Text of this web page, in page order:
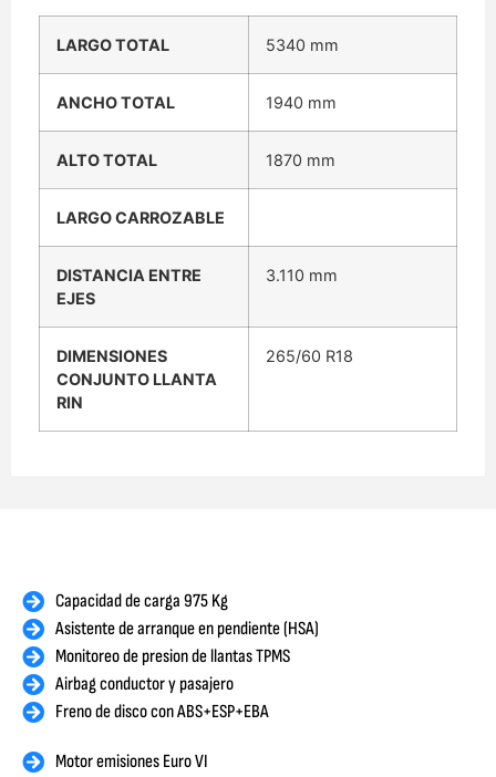
LARGO TOTAL 5340 mm
ANCHO TOTAL 1940 mm
ALTO TOTAL 1870 mm
LARGO CARROZABLE
DISTANCIA ENTRE
EJES
3.110 mm
DIMENSIONES
CONJUNTO LLANTA
RIN
265/60 R18
Capacidad de carga 975 Kg
Asistente de arranque en pendiente (HSA)
Monitoreo de presion de llantas TPMS
Airbag conductor y pasajero
Freno de disco con ABS+ESP+EBA
Motor emisiones Euro VI